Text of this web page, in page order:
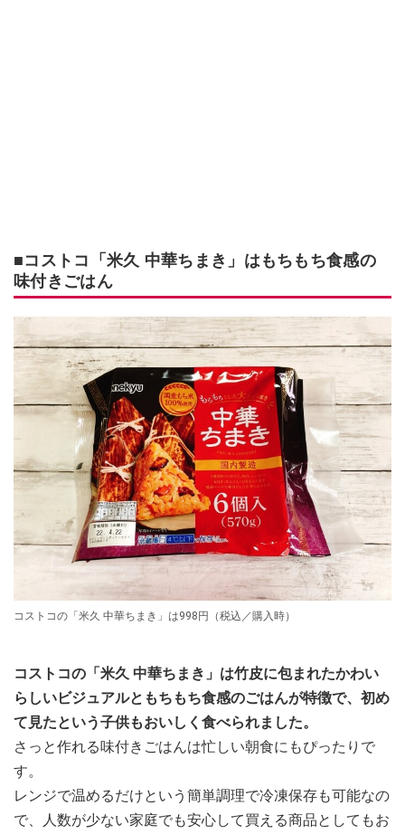
■コストコ「米久 中華ちまき」はもちもち食感の
味付きごはん
コストコの「米久 中華ちまき」は998円（税込／購入時）
コストコの「米久 中華ちまき」は竹皮に包まれたかわい
らしいビジュアルともちもち食感のごはんが特徴で、初め
て見たという子供もおいしく食べられました。
さっと作れる味付きごはんは忙しい朝食にもぴったりで
す。
レンジで温めるだけという簡単調理で冷凍保存も可能なの
で、人数が少ない家庭でも安心して買える商品としてもお